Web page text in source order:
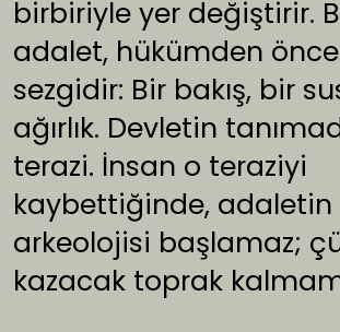
birbiriyle yer değiştirir.
adalet, hükümden
sezgidir: Bir bakış, bir
ağırlık. Devletin
terazi. İnsan o teraziyi
kaybettiğinde, adaletin
arkeolojisi başlamaz;
kazacak toprak